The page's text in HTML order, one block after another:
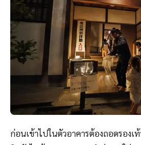
ก่อนเข้าไปในตัวอาคารต้องถอดรอง